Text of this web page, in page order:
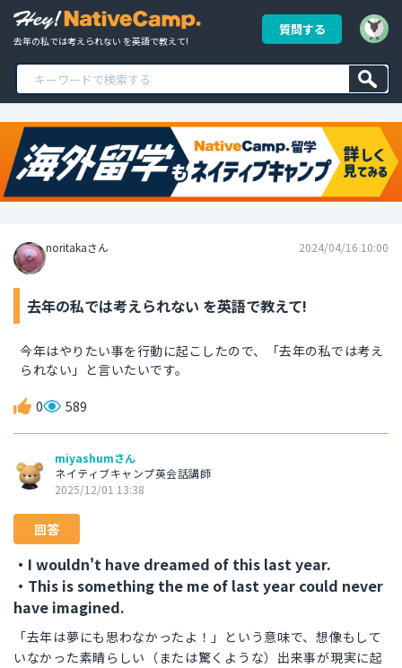
去年の私では考えられない を英語で教えて!
質問する
noritakaさん 2024/04/16 10:00
去年の私では考えられない を英語で教えて!
今年はやりたい事を行動に起こしたので、「去年の私では考え
られない」と言いたいです。
0 589
miyashumさん
ネイティブキャンプ英会話講師
2025/12/01 13:38
回答
・I wouldn't have dreamed of this last year.
・This is something the me of last year could never
have imagined.
「去年は夢にも思わなかったよ！」という意味で、想像もして
いなかった素晴らしい（または驚くような）出来事が現実に起